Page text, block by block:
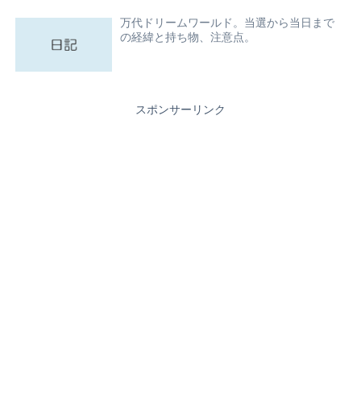
万代ドリームワールド。当選から当日まで
の経緯と持ち物、注意点。
スポンサーリンク